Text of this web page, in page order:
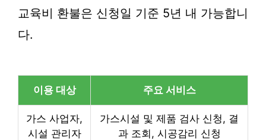
교육비 환불은 신청일 기준 5년 내 가능합니
다.
이용 대상 주요 서비스
가스 사업자,
시설 관리자
가스시설 및 제품 검사 신청, 결
과 조회, 시공감리 신청